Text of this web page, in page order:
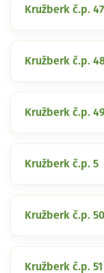
Kružberk č.p. 47
Kružberk č.p.
Kružberk č.p. 49
Kružberk č.p. 5
Kružberk č.p. 50
Kružberk č.p. 51